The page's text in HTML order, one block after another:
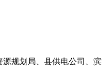
规划局、县供电公司、滨